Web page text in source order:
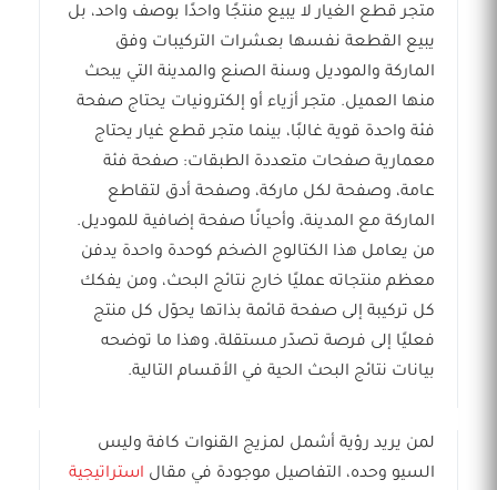
متجر قطع الغيار لا يبيع منتجًا واحدًا بوصف واحد، بل
يبيع القطعة نفسها بعشرات التركيبات وفق
الماركة والموديل وسنة الصنع والمدينة التي يبحث
منها العميل. متجر أزياء أو إلكترونيات يحتاج صفحة
فئة واحدة قوية غالبًا، بينما متجر قطع غيار يحتاج
معمارية صفحات متعددة الطبقات: صفحة فئة
عامة، وصفحة لكل ماركة، وصفحة أدق لتقاطع
الماركة مع المدينة، وأحيانًا صفحة إضافية للموديل.
من يعامل هذا الكتالوج الضخم كوحدة واحدة يدفن
معظم منتجاته عمليًا خارج نتائج البحث، ومن يفكك
كل تركيبة إلى صفحة قائمة بذاتها يحوّل كل منتج
فعليًا إلى فرصة تصدّر مستقلة، وهذا ما توضحه
بيانات نتائج البحث الحية في الأقسام التالية.
لمن يريد رؤية أشمل لمزيج القنوات كافة وليس
السيو وحده، التفاصيل موجودة في مقال استراتيجية